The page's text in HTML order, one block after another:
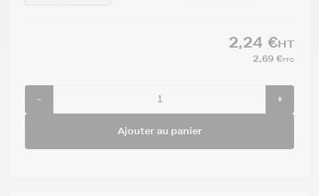
2,24 €HT
2,69 €TTC
- +
Ajouter au panier